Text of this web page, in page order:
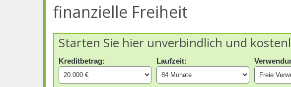
finanzielle Freiheit
Starten Sie hier unverbindlich und
Kreditbetrag: Laufzeit: